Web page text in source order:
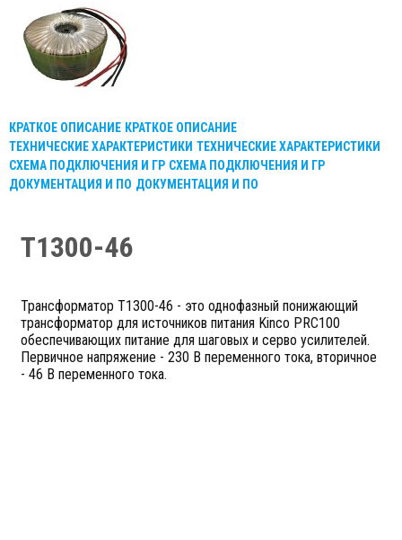
КРАТКОЕ ОПИСАНИЕ КРАТКОЕ ОПИСАНИЕ
ТЕХНИЧЕСКИЕ ХАРАКТЕРИСТИКИ ТЕХНИЧЕСКИЕ ХАРАКТЕРИСТИКИ
СХЕМА ПОДКЛЮЧЕНИЯ И ГР СХЕМА ПОДКЛЮЧЕНИЯ И ГР
ДОКУМЕНТАЦИЯ И ПО ДОКУМЕНТАЦИЯ И ПО
T1300-46
Трансформатор T1300-46 - это однофазный понижающий
трансформатор для источников питания Kinco PRC100
обеспечивающих питание для шаговых и серво усилителей.
Первичное напряжение - 230 В переменного тока, вторичное
- 46 В переменного тока.